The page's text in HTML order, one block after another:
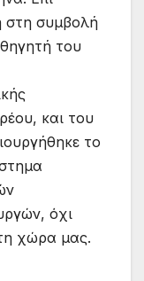
στη συμβολή
του
και του
το
όχι
χώρα μας.